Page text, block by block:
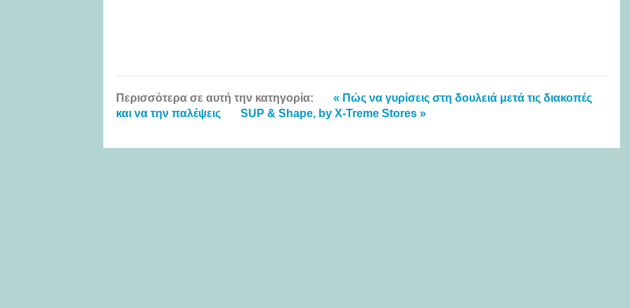
Περισσότερα σε αυτή την κατηγορία:
« Πώς να γυρίσεις στη δουλειά μετά τις διακοπές
και να την παλέψεις
SUP & Shape, by X-Treme Stores »